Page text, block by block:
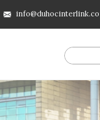
[ 'type' =>
=> 2, 'name' =>